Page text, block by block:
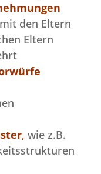
den Eltern
Eltern
, wie z.B.